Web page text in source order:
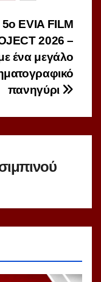
5ο EVIA FILM
2026 –
ένα μεγάλο
πανηγύρι